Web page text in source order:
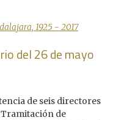
1925 - 2017
del 26 de mayo
de seis directores
de